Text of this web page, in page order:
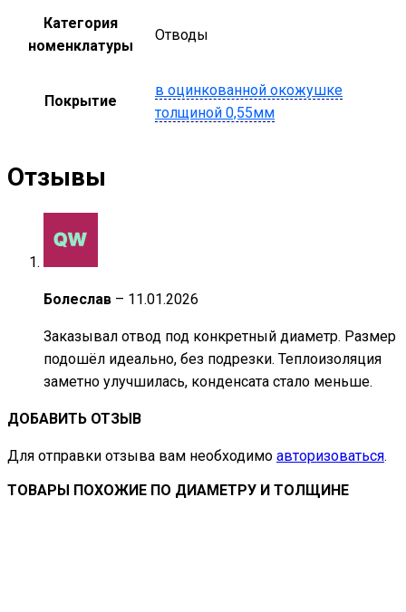
Категория
номенклатуры
Отводы
Покрытие
в оцинкованной окожушке
толщиной 0,55мм
Отзывы
Болеслав – 11.01.2026
Заказывал отвод под конкретный диаметр. Размер
подошёл идеально, без подрезки. Теплоизоляция
заметно улучшилась, конденсата стало меньше.
ДОБАВИТЬ ОТЗЫВ
Для отправки отзыва вам необходимо авторизоваться.
ТОВАРЫ ПОХОЖИЕ ПО ДИАМЕТРУ И ТОЛЩИНЕ